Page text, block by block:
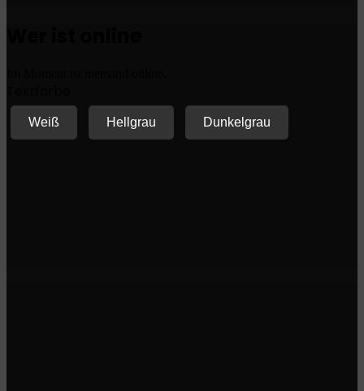
Weiß Hellgrau Dunkelgrau